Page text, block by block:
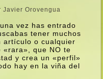
Javier Orovengua
vez has entrado
tener muchos
artí­culo o cualquier
«rara», que NO te
y crea un «perfil»
hay en la viña del